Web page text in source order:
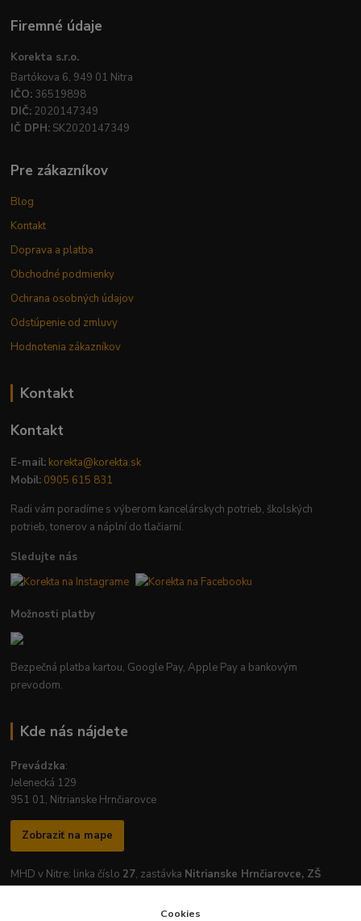
Firemné údaje
Korekta s.r.o.
Bartókova 6, 949 01 Nitra
IČO: 36519898
DIČ: 2020147349
IČ DPH: SK2020147349
Pre zákazníkov
Blog
Kontakt
Doprava a platba
Obchodné podmienky
Ochrana osobných údajov
Odstúpenie od zmluvy
Hodnotenia zákazníkov
Kontakt
Kontakt
E-mail: korekta@korekta.sk
Mobil: 0905 615 831
Radi vám poradíme s výberom kancelárskych potrieb, školských
potrieb, tonerov a náplní do tlačiarní.
Sledujte nás
Možnosti platby
Bezpečná platba kartou, Google Pay, Apple Pay a bankovým
prevodom.
Kde nás nájdete
Prevádzka:
Jelenecká 129
951 01, Nitrianske Hrnčiarovce
Zobraziť na mape
MHD v Nitre: linka číslo 27, zastávka Nitrianske Hrnčiarovce, ZŠ
Cookies